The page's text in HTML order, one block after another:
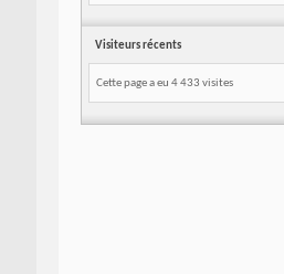
Visiteurs récents
Cette page a eu 4 433 visites